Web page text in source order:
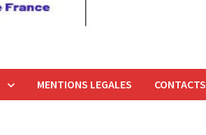
MENTIONS LEGALES CONTACTS